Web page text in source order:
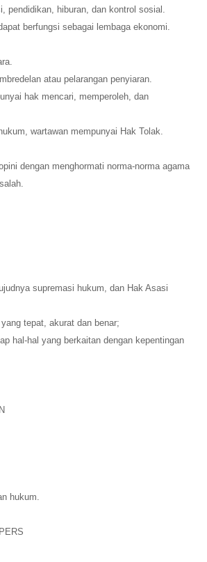
pendidikan, hiburan, dan kontrol sosial.
berfungsi sebagai lembaga ekonomi.
atau pelarangan penyiaran.
hak mencari, memperoleh, dan
wartawan mempunyai Hak Tolak.
dengan menghormati norma-norma agama
supremasi hukum, dan Hak Asasi
tepat, akurat dan benar;
hal-hal yang berkaitan dengan kepentingan
hukum.